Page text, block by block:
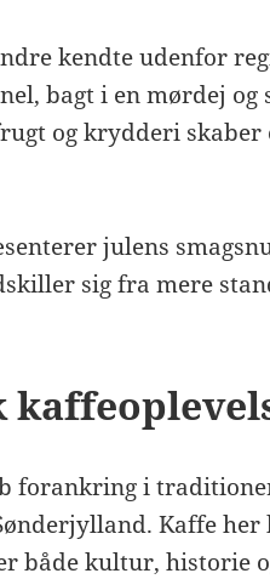
kendte udenfor
bagt i en mørdej og
og krydderi skaber
julens
sig fra mere
forankring i
Kaffe
både kultur, historie